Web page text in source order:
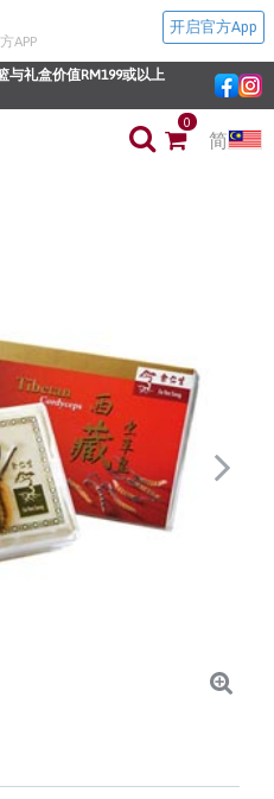
APP
开启官方App
与礼盒价值RM199或以上
0
简